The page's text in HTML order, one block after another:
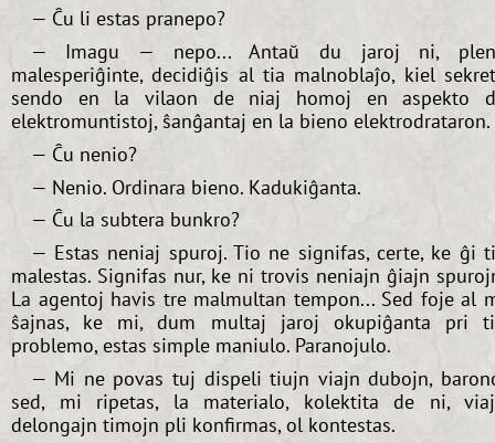
— Ĉu li estas pranepo?
— Imagu — nepo... Antaŭ du jaroj ni,
malesperiĝinte, decidiĝis al tia malnoblaĵo, kiel
sendo en la vilaon de niaj homoj en aspekto
elektromuntistoj, ŝanĝantaj en la bieno elektrodrataron.
— Ĉu nenio?
— Nenio. Ordinara bieno. Kadukiĝanta.
— Ĉu la subtera bunkro?
— Estas neniaj spuroj. Tio ne signifas, certe, ke ĝi
malestas. Signifas nur, ke ni trovis neniajn ĝiajn
La agentoj havis tre malmultan tempon... Sed foje al
ŝajnas, ke mi, dum multaj jaroj okupiĝanta pri
problemo, estas simple maniulo. Paranojulo.
— Mi ne povas tuj dispeli tiujn viajn dubojn,
sed, mi ripetas, la materialo, kolektita de ni,
delongajn timojn pli konfirmas, ol kontestas.